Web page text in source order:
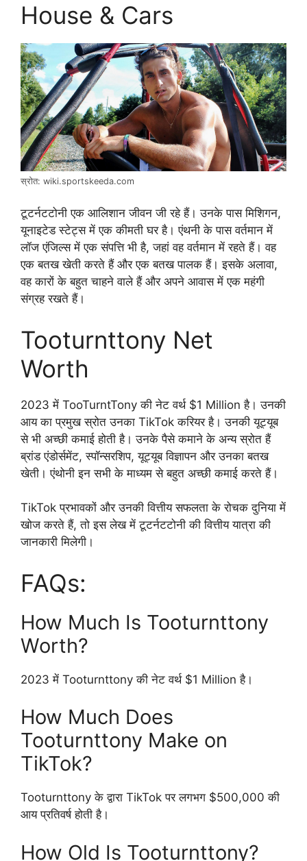
House & Cars
स्रोत: wiki.sportskeeda.com
टूटर्नटटोनी एक आलिशान जीवन जी रहे हैं। उनके पास मिशिगन,
यूनाइटेड स्टेट्स में एक कीमती घर है। एंथनी के पास वर्तमान में
लॉज एंजिल्स में एक संपत्ति भी है, जहां वह वर्तमान में रहते हैं। वह
एक बतख खेती करते हैं और एक बतख पालक हैं। इसके अलावा,
वह कारों के बहुत चाहने वाले हैं और अपने आवास में एक महंगी
संग्रह रखते हैं।
Tooturnttony Net
Worth
2023 में TooTurntTony की नेट वर्थ $1 Million है। उनकी
आय का प्रमुख स्रोत उनका TikTok करियर है। उनकी यूट्यूब
से भी अच्छी कमाई होती है। उनके पैसे कमाने के अन्य स्रोत हैं
ब्रांड एंडोर्समेंट, स्पॉन्सरशिप, यूट्यूब विज्ञापन और उनका बतख
खेती। एंथोनी इन सभी के माध्यम से बहुत अच्छी कमाई करते हैं।
TikTok प्रभावकों और उनकी वित्तीय सफलता के रोचक दुनिया में
खोज करते हैं, तो इस लेख में टूटर्नटटोनी की वित्तीय यात्रा की
जानकारी मिलेगी।
FAQs:
How Much Is Tooturnttony
Worth?
2023 में Tooturnttony की नेट वर्थ $1 Million है।
How Much Does
Tooturnttony Make on
TikTok?
Tooturnttony के द्वारा TikTok पर लगभग $500,000 की
आय प्रतिवर्ष होती है।
How Old Is Tooturnttony?